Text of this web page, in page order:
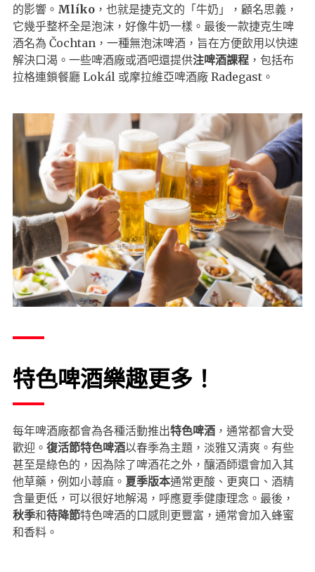
的影響。 Mlíko ，也就是捷克文的「牛奶」，顧名思義，
它幾乎整杯全是泡沫，好像牛奶一樣。最後一款捷克生啤
酒名為 Čochtan，一種無泡沫啤酒，旨在方便飲用以快速
解決口渴。一些啤酒廠或酒吧還提供注啤酒課程 ，包括布
拉格連鎖餐廳 Lokál 或摩拉維亞啤酒廠 Radegast。
特色啤酒樂趣更多！
每年啤酒廠都會為各種活動推出特色啤酒 ，通常都會大受
歡迎。 復活節特色啤酒以春季為主題，淡雅又清爽。有些
甚至是綠色的，因為除了啤酒花之外，釀酒師還會加入其
他草藥，例如小蕁麻。 夏季版本通常更酸、更爽口、酒精
含量更低，可以很好地解渴，呼應夏季健康理念。最後，
秋季和待降節特色啤酒的口感則更豐富，通常會加入蜂蜜
和香料。